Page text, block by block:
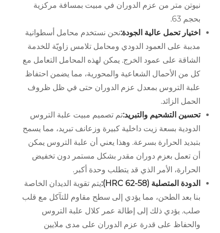
نيوتن متر من عزم الدوران في مبيت بمسافة مركزية
بحجم 63.
اختيار تحمل عالية الجودة:نحن نستخدم محامل أسطوانية
مدببة على العمود الدودي ومحامل تلامس زاويّة للخدمة
الشاقة على عمود الخرج. يمكن لهذه المحامل التعامل مع
كل من الأحمال الشعاعية والمحورية، مما يضمن احتفاظ
علبة التروس بمعدل عزم الدوران حتى في ظل ظروف
الحمل الزائد.
تحسين التشحيم والتبريد:تم تصميم مبيت علبة التروس
الدودية بسعة زيت داخلية كبيرة وزعانف تبريد، مما يسمح
بتبديد الحرارة بسرعة. وهذا يعني أن علبة التروس يمكن
أن تعمل بعزم دوران مقدر بشكل مستمر دون تخفيض
الحرارة، الأمر الذي قد يتطلب وحدة أكبر.
الدودة المتصلبة (58-62 HRC):
يتم تقوية الديدان الخاصة
بنا بعد الطحن، مما يؤدي إلى سطح مقاوم للتآكل مع قلب
صلب. يؤدي ذلك إلى إطالة عمر كلال علبة التروس
والحفاظ على قدرة عزم الدوران على مدى ملايين